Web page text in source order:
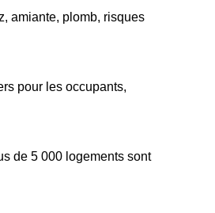
amiante, plomb, risques
pour les occupants,
de 5 000 logements sont